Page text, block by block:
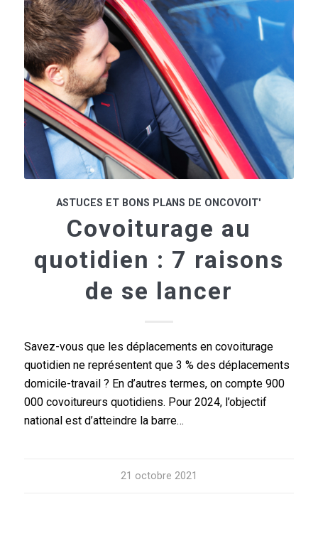
ASTUCES ET BONS PLANS DE ONCOVOIT'
Covoiturage au
quotidien : 7 raisons
de se lancer
Savez-vous que les déplacements en covoiturage
quotidien ne représentent que 3 % des déplacements
domicile-travail ? En d’autres termes, on compte 900
000 covoitureurs quotidiens. Pour 2024, l’objectif
national est d’atteindre la barre…
21 octobre 2021